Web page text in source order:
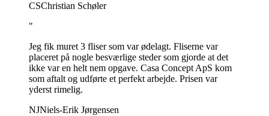
CSChristian Schøler
"
Jeg fik muret 3 fliser som var ødelagt. Fliserne var
placeret på nogle besværlige steder som gjorde at det
ikke var en helt nem opgave. Casa Concept ApS kom
som aftalt og udførte et perfekt arbejde. Prisen var
yderst rimelig.
NJNiels-Erik Jørgensen